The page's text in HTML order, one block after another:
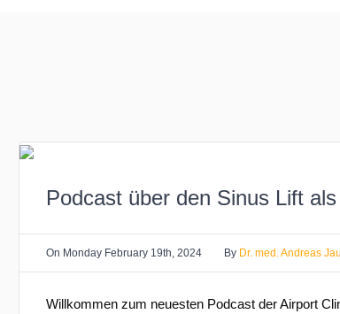
Podcast über den Sinus Lift
On Monday February 19th, 2024 By Dr. med. Andreas
Willkommen zum neuesten Podcast der Airport